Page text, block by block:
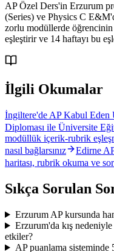
AP Özel Ders'in Erzurum
(Series) ve Physics C
zorlu modüllerde
eşleştirir ve 14 haftayı bu
İlgili Okumalar
İngiltere'de AP Kabul Eden
Diploması ile Üniversite
modüllük içerik-rubrik
nasıl bağlarsınız
Edirne
haritası, rubrik okuma ve
Sıkça Sorulan
Erzurum AP kursunda
Erzurum'da kış nedeniyle
etkiler?
AP puanlama